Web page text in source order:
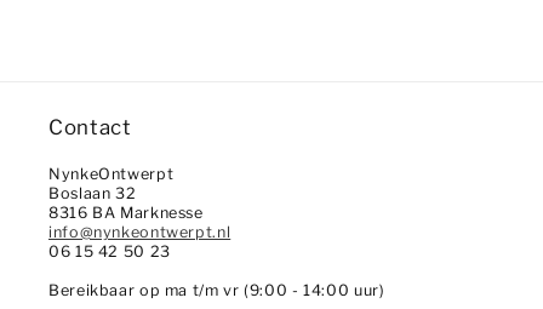
Contact
NynkeOntwerpt
Boslaan 32
8316 BA Marknesse
info@nynkeontwerpt.nl
06 15 42 50 23
Bereikbaar op ma t/m vr (9:00 - 14:00 uur)